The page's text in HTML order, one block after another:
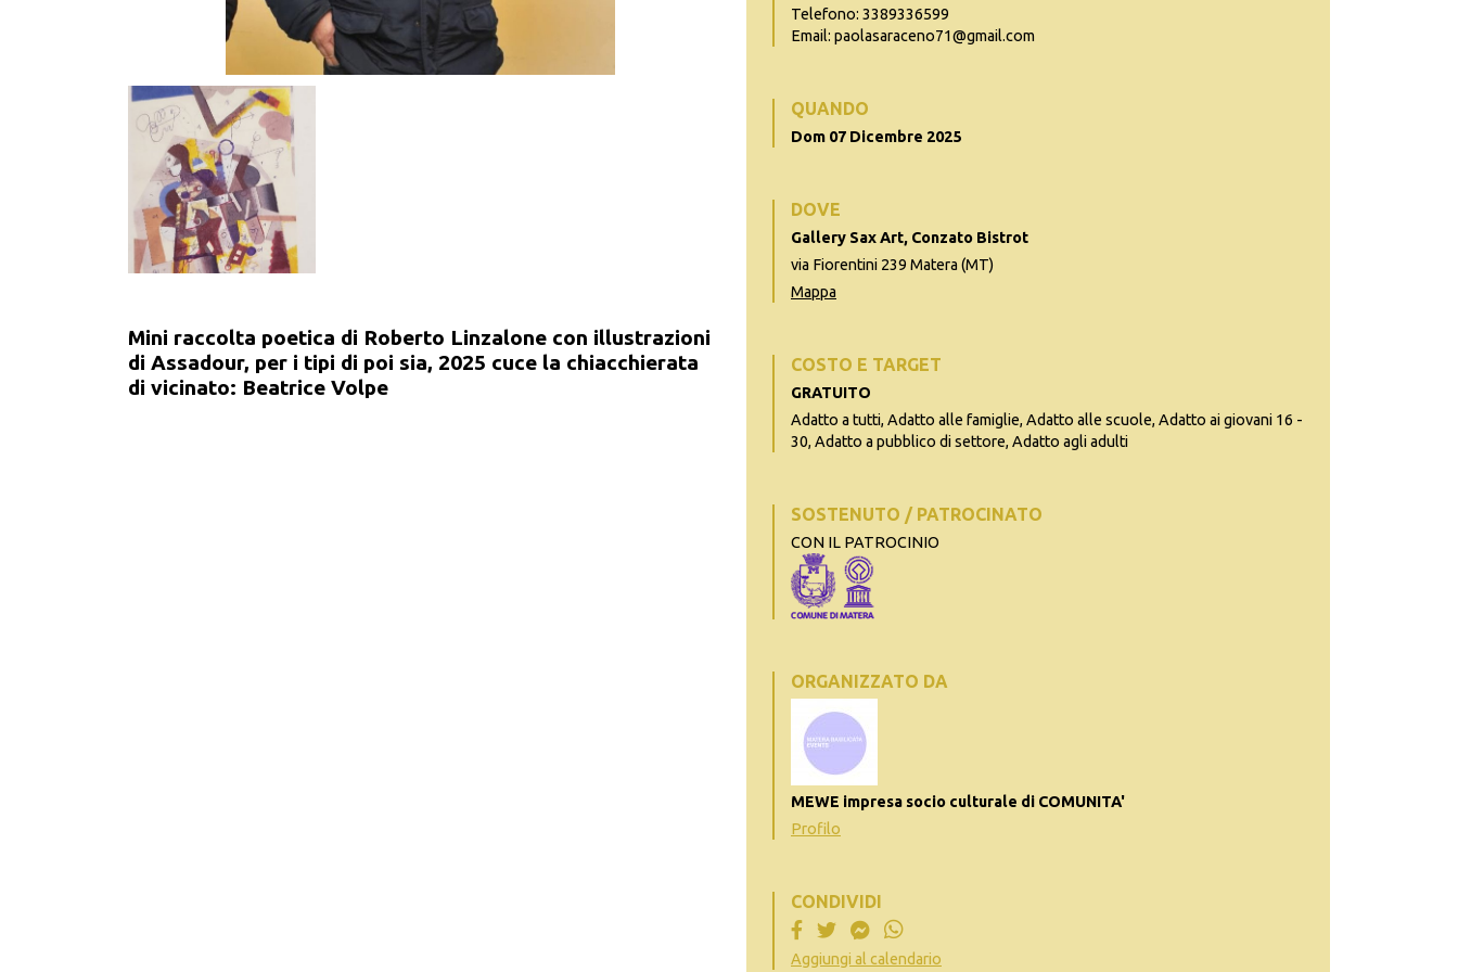
Mini raccolta poetica di Roberto Linzalone con illustrazioni
di Assadour, per i tipi di poi sia, 2025 cuce la chiacchierata
di vicinato: Beatrice Volpe
Telefono: 3389336599
Email: paolasaraceno71@gmail.com
QUANDO
Dom 07 Dicembre 2025
DOVE
Gallery Sax Art, Conzato Bistrot
via Fiorentini 239 Matera (MT)
Mappa
COSTO E TARGET
GRATUITO
Adatto a tutti, Adatto alle famiglie, Adatto alle scuole, Adatto ai giovani 16 -
30, Adatto a pubblico di settore, Adatto agli adulti
SOSTENUTO / PATROCINATO
CON IL PATROCINIO
ORGANIZZATO DA
MEWE impresa socio culturale di COMUNITA'
Profilo
CONDIVIDI
Aggiungi al calendario